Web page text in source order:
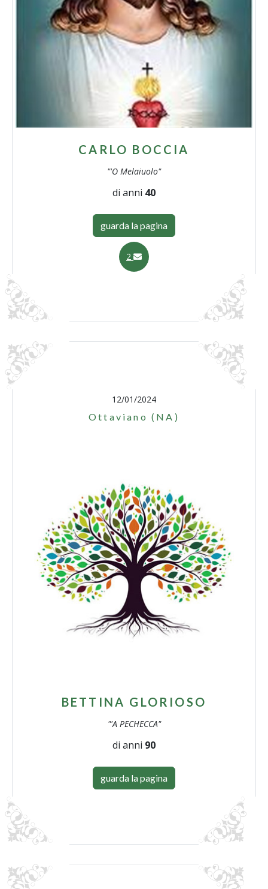
CARLO BOCCIA
"'O Melaiuolo"
di anni 40
guarda la pagina
2
12/01/2024
Ottaviano (NA)
BETTINA GLORIOSO
"'A PECHECCA"
di anni 90
guarda la pagina